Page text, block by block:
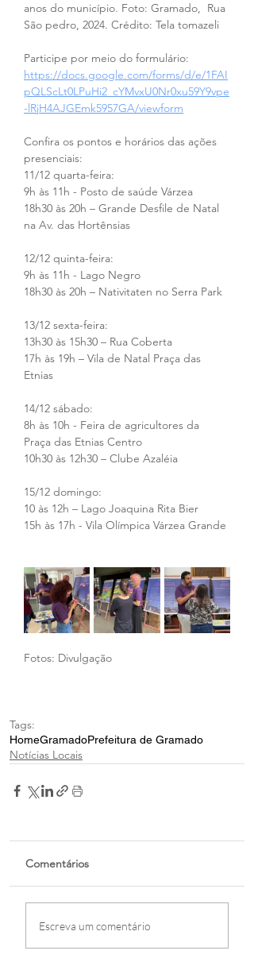
anos do município. Foto: Gramado,  Rua
São pedro, 2024. Crédito: Tela tomazeli
Participe por meio do formulário:
https://docs.google.com/forms/d/e/1FAI
pQLScLt0LPuHi2_cYMvxU0Nr0xu59Y9vpe
-lRjH4AJGEmk5957GA/viewform
Confira os pontos e horários das ações
presenciais:
11/12 quarta-feira:
9h às 11h - Posto de saúde Várzea
18h30 às 20h – Grande Desfile de Natal
na Av. das Hortênsias
12/12 quinta-feira:
9h às 11h - Lago Negro
18h30 às 20h – Nativitaten no Serra Park
13/12 sexta-feira:
13h30 às 15h30 – Rua Coberta
17h às 19h – Vila de Natal Praça das
Etnias
14/12 sábado:
8h às 10h - Feira de agricultores da
Praça das Etnias Centro
10h30 às 12h30 – Clube Azaléia
15/12 domingo:
10 às 12h – Lago Joaquina Rita Bier
15h às 17h - Vila Olímpica Várzea Grande
Fotos: Divulgação
Tags:
HomeGramadoPrefeitura de Gramado
Notícias Locais
Comentários
Escreva um comentário